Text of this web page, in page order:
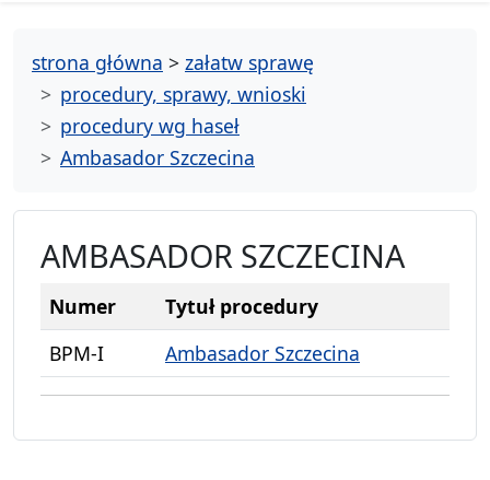
strona główna > załatw sprawę
procedury, sprawy, wnioski
procedury wg haseł
Ambasador Szczecina
AMBASADOR SZCZECINA
Numer
Tytuł procedury
BPM-I
Ambasador Szczecina